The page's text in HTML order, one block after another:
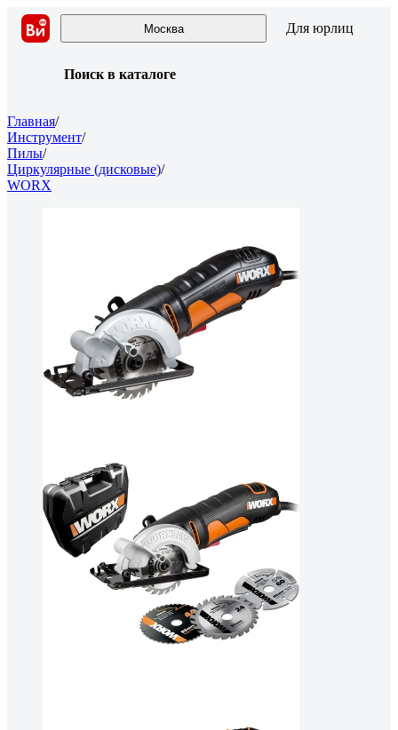
Москва Для юрлиц
Поиск в каталоге
Главная/
Инструмент/
Пилы/
Циркулярные (дисковые)/
WORX